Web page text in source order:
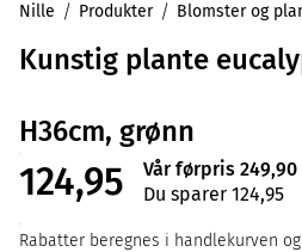
Nille Produkter Blomster og
Kunstig plante
H36cm, grønn
124,95
Vår førpris 249,90
Du sparer 124,95
Rabatter beregnes i handlekurven